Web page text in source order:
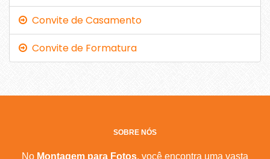
Convite de Casamento
Convite de Formatura
SOBRE NÓS
No Montagem para Fotos, você encontra uma vasta